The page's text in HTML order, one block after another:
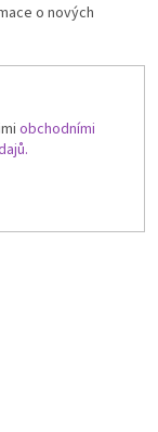
o nových
obchodními